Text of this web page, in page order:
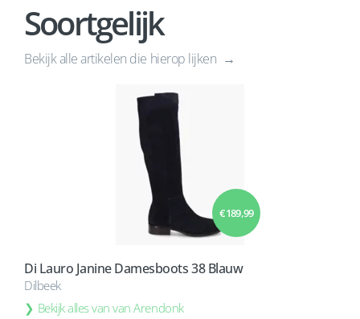
Soortgelijk
Bekijk alle artikelen die hierop lijken
€ 189,99
Di Lauro Janine Damesboots 38 Blauw
Dilbeek
Bekijk alles van van Arendonk